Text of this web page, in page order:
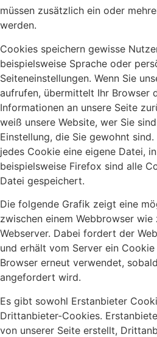
müssen zusätzlich ein oder
werden.
Cookies speichern gewisse
beispielsweise Sprache oder
Seiteneinstellungen. Wenn Sie
aufrufen, übermittelt Ihr Browser
Informationen an unsere Seite
weiß unsere Website, wer Sie
Einstellung, die Sie gewohnt
jedes Cookie eine eigene Datei,
beispielsweise Firefox sind alle
Datei gespeichert.
Die folgende Grafik zeigt eine
zwischen einem Webbrowser wie
Webserver. Dabei fordert der
und erhält vom Server ein
Browser erneut verwendet,
angefordert wird.
Es gibt sowohl Erstanbieter
Drittanbieter-Cookies.
von unserer Seite erstellt,